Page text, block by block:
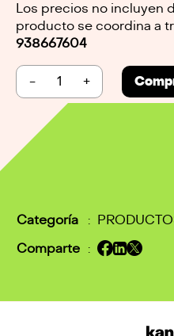
Los precios no incluyen
producto se coordina a
938667604
- +
Categoría :
Comparte :